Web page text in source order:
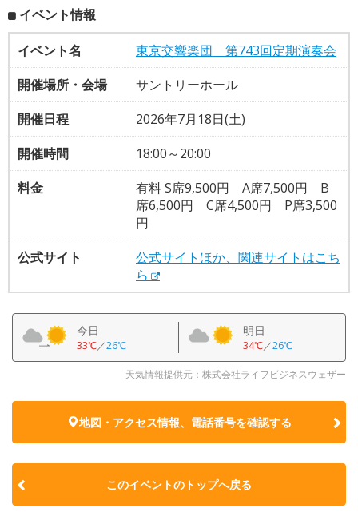
イベント情報
イベント名
東京交響楽団 第743回定期演奏会
開催場所・会場
サントリーホール
開催日程
2026年7月18日(土)
開催時間
18:00～20:00
料金
有料 S席9,500円 A席7,500円 B
席6,500円 C席4,500円 P席3,500
円
公式サイト
公式サイトほか、関連サイトはこち
ら
今日
33℃／26℃
明日
34℃／26℃
天気情報提供元：株式会社ライフビジネスウェザー
地図・アクセス情報、電話番号を確認する
このイベントのトップへ戻る